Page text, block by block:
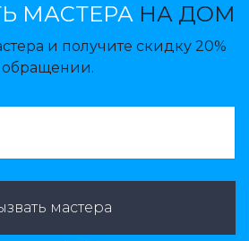
МАСТЕРА НА ДОМ
и получите скидку 20%
мастера